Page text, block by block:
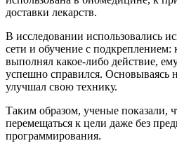
доставки лекарств.
В исследовании использовались
сети и обучение с подкреплением:
выполнял какое-либо действие,
успешно справился. Основываясь
улучшал свою технику.
Таким образом, ученые показали,
перемещаться к цели даже без
программирования.